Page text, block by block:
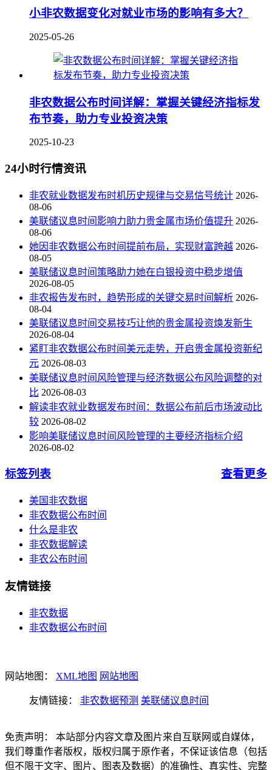
小非农数据变化对就业市场的影响有多大？
2025-05-26
非农数据公布时间详解：掌握关键经济指标发
布节奏，助力专业投资决策
2025-10-23
24小时行情资讯
非农就业数据发布时机历史规律与交易信号统计 2026-
08-06
美联储议息时间影响力助力贵金属市场价值提升 2026-
08-06
她因非农数据公布时间提前布局，实现财富跨越 2026-
08-05
美联储议息时间策略助力她在白银投资中稳步增值
2026-08-05
非农报告发布时，趋势形成的关键交易时间解析 2026-
08-04
美联储议息时间交易技巧让他的贵金属投资焕发新生
2026-08-04
紧盯非农数据公布时间美元走势，开启贵金属投资新纪
元 2026-08-03
美联储议息时间风险管理与经济数据公布风险调整的对
比 2026-08-03
解读非农就业数据发布时间：数据公布前后市场波动比
较 2026-08-02
影响美联储议息时间风险管理的主要经济指标介绍
2026-08-02
标签列表 查看更多
美国非农数据
非农数据公布时间
什么是非农
非农数据解读
非农公布时间
友情链接
非农数据
非农数据公布时间
网站地图： XML地图 网站地图
友情链接： 非农数据预测 美联储议息时间
免责声明： 本站部分内容文章及图片来自互联网或自媒体，
我们尊重作者版权，版权归属于原作者，不保证该信息（包括
但不限于文字、图片、图表及数据）的准确性、真实性、完整